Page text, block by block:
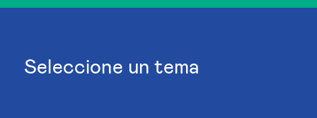
Seleccione un tema